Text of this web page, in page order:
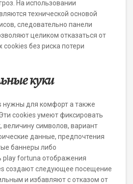
На использовании
технической основой
следовательно панели
целиком отказаться от
cookies без риска потери
куки
нужны для комфорт а также
cookies умеют фиксировать
величину символов, вариант
данные, предпочтения
баннеры либо
play fortuna отображения
создают следующее посещение
и избавляют с отказом от